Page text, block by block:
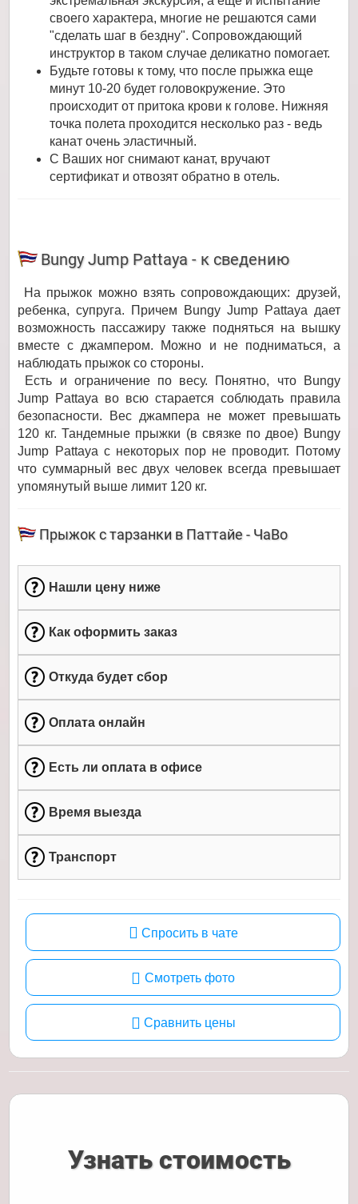
своего характера, многие не решаются сами
"сделать шаг в бездну". Сопровождающий
инструктор в таком случае деликатно помогает.
Будьте готовы к тому, что после прыжка еще
минут 10-20 будет головокружение. Это
происходит от притока крови к голове. Нижняя
точка полета проходится несколько раз - ведь
канат очень эластичный.
С Ваших ног снимают канат, вручают
сертификат и отвозят обратно в отель.
Bungy Jump Pattaya - к сведению
На прыжок можно взять сопровождающих: друзей,
ребенка, супруга. Причем Bungy Jump Pattaya дает
возможность пассажиру также подняться на вышку
вместе с джампером. Можно и не подниматься, а
наблюдать прыжок со стороны.
Есть и ограничение по весу. Понятно, что Bungy
Jump Pattaya во всю старается соблюдать правила
безопасности. Вес джампера не может превышать
120 кг. Тандемные прыжки (в связке по двое) Bungy
Jump Pattaya с некоторых пор не проводит. Потому
что суммарный вес двух человек всегда превышает
упомянутый выше лимит 120 кг.
Прыжок с тарзанки в Паттайе - ЧаВо
Нашли цену ниже
Как оформить заказ
Откуда будет сбор
Оплата онлайн
Есть ли оплата в офисе
Время выезда
Транспорт
Спросить в чате
Смотреть фото
Сравнить цены
Узнать стоимость